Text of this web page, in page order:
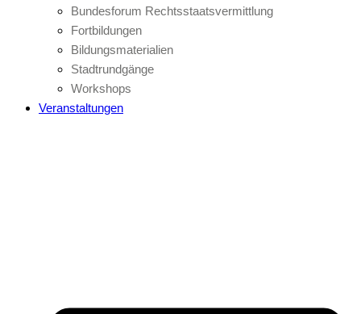
Bundesforum Rechtsstaatsvermittlung
Fortbildungen
Bildungsmaterialien
Stadtrundgänge
Workshops
Veranstaltungen